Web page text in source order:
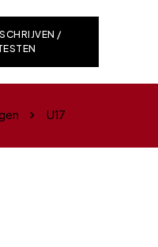
/
U17